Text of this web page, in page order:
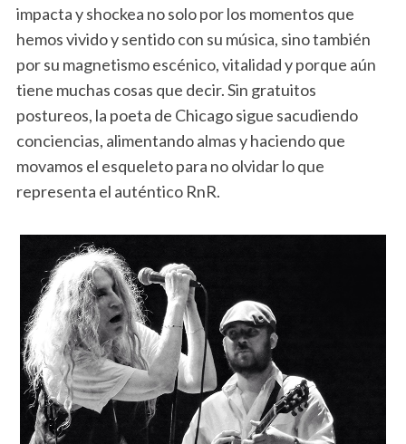
impacta y shockea no solo por los momentos que
hemos vivido y sentido con su música, sino también
por su magnetismo escénico, vitalidad y porque aún
tiene muchas cosas que decir. Sin gratuitos
postureos, la poeta de Chicago sigue sacudiendo
conciencias, alimentando almas y haciendo que
movamos el esqueleto para no olvidar lo que
representa el auténtico RnR.